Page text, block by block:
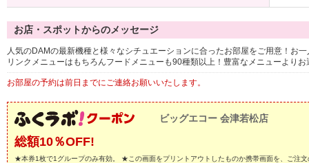
お店・スポットからのメッセージ
人気のDAMの最新機種と様々なシチュエーションに合ったお部屋をご用意！お
リンクメニューはもちろんフードメニューも90種類以上！豊富なメニューよりお
お部屋の予約は前日までにご連絡お願いいたします。
ビッグエコー 会津若松店
総額10％OFF!
★本券1枚で1グループのみ有効。 ★この画面をプリントアウトしたものか携帯画面を、ご注